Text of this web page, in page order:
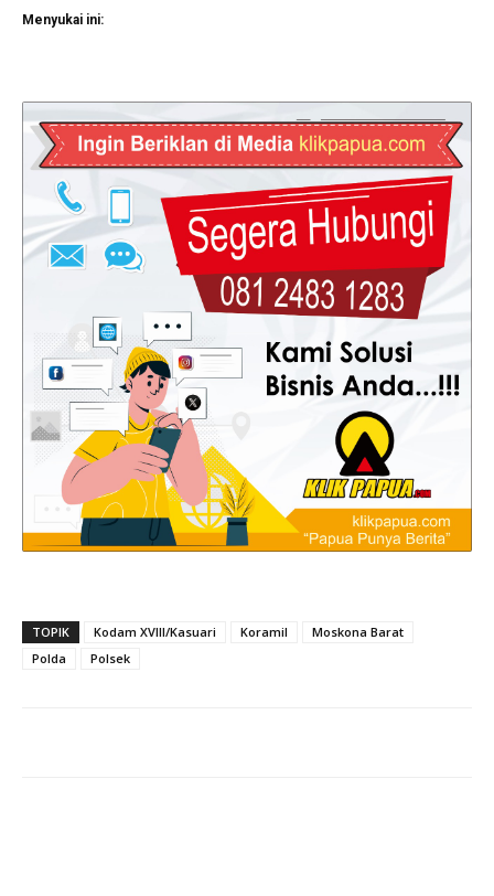
Menyukai ini:
TOPIK Kodam XVIII/Kasuari Koramil
Moskona Barat
Polda
Polsek